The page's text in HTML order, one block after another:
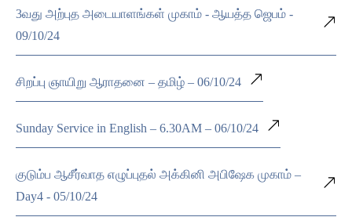
3வது அற்புத அடையாளங்கள் முகாம் - ஆயத்த ஜெபம் -
09/10/24
சிறப்பு ஞாயிறு ஆராதனை – தமிழ் – 06/10/24
Sunday Service in English – 6.30AM – 06/10/24
குடும்ப ஆசீர்வாத எழுப்புதல் அக்கினி அபிஷேக முகாம் –
Day4 - 05/10/24